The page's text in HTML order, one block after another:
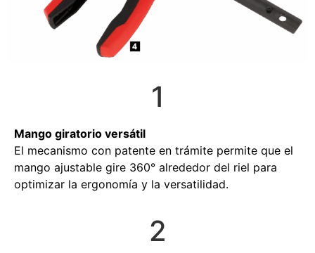
1
Mango giratorio versátil
El mecanismo con patente en trámite permite que el
mango ajustable gire 360° alrededor del riel para
optimizar la ergonomía y la versatilidad.
2